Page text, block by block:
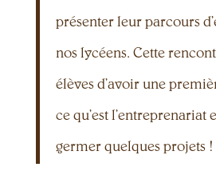
présenter leur parcours
nos lycéens. Cette
élèves d’avoir une
ce qu’est l’entreprenariat
germer quelques projets !